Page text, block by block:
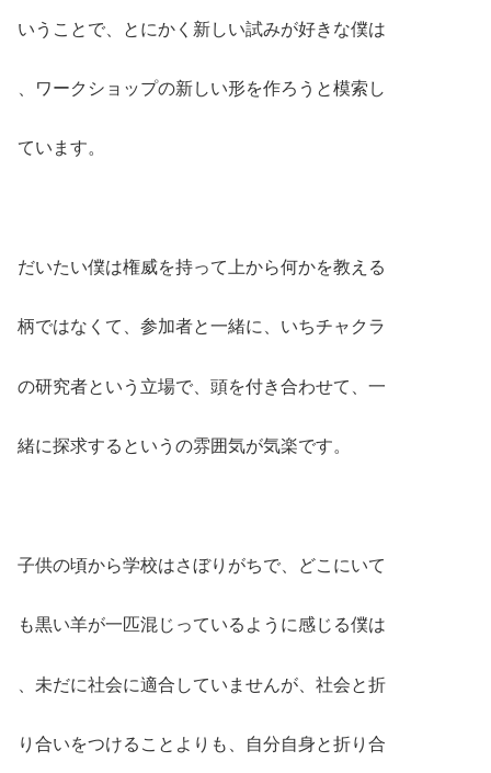
いうことで、とにかく新しい試みが好きな僕は
、ワークショップの新しい形を作ろうと模索し
ています。
だいたい僕は権威を持って上から何かを教える
柄ではなくて、参加者と一緒に、いちチャクラ
の研究者という立場で、頭を付き合わせて、一
緒に探求するというの雰囲気が気楽です。
子供の頃から学校はさぼりがちで、どこにいて
も黒い羊が一匹混じっているように感じる僕は
、未だに社会に適合していませんが、社会と折
り合いをつけることよりも、自分自身と折り合